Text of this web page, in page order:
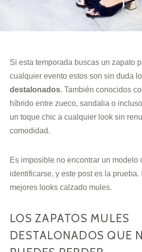
Si esta temporada buscas un zapato
cualquier evento estos son sin duda
destalonados. También conocidos
híbrido entre zueco, sandalia o
un toque chic a cualquier look sin
comodidad.
Es imposible no encontrar un modelo
identificarse, y este post es la prueba.
mejores looks calzado mules.
LOS ZAPATOS MULES
DESTALONADOS QUE